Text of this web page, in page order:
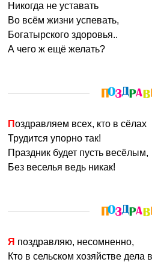
Никогда не уставать
Во всём жизни успевать,
Богатырского здоровья..
А чего ж ещё желать?
Поздравляем всех, кто в сёлах
Трудится упорно так!
Праздник будет пусть весёлым,
Без веселья ведь никак!
Я поздравляю, несомненно,
Кто в сельском хозяйстве дела